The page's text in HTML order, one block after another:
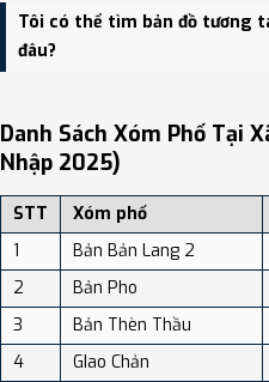
Xã Khổng Lào có Diện tích:
độ dân số: Khoảng 89.96 người/km²
Tôi có thể tìm bản đồ tương
đâu?
địa điểm tại: VReview.vn - Nền
lịch uy tín tại Việt Nam.
Danh Sách Xóm Phố Tại
Nhập 2025)
STT Xóm phố
1
Bản Bản Lang 2
2
Bản Pho
3
Bản Thèn Thầu
4
GIao Chản